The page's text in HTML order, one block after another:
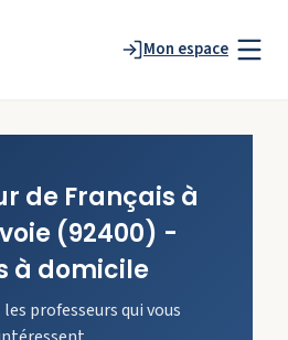
Mon espace
de Français à
(92400) -
à domicile
professeurs qui vous